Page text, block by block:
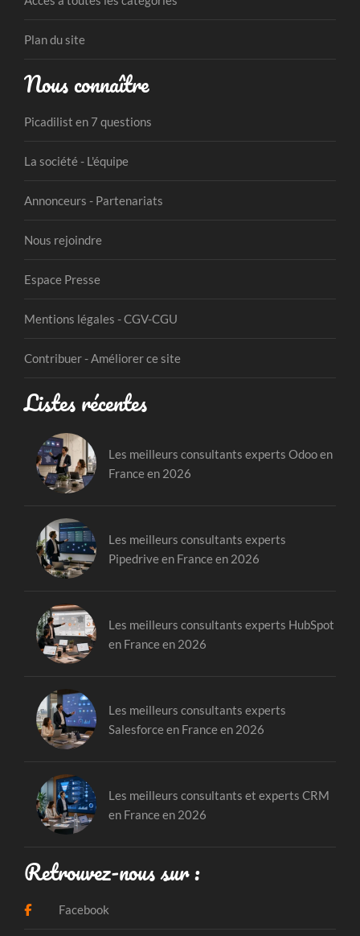
Plan du site
Nous connaître
Picadilist en 7 questions
La société - L'équipe
Annonceurs - Partenariats
Nous rejoindre
Espace Presse
Mentions légales - CGV-CGU
Contribuer - Améliorer ce site
Listes récentes
Les meilleurs consultants experts Odoo en
France en 2026
Les meilleurs consultants experts
Pipedrive en France en 2026
Les meilleurs consultants experts HubSpot
en France en 2026
Les meilleurs consultants experts
Salesforce en France en 2026
Les meilleurs consultants et experts CRM
en France en 2026
Retrouvez-nous sur :
Facebook